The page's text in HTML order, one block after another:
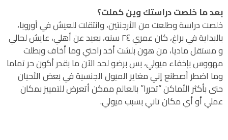
بعد ما خلصت دراستك وين كملت؟
خلصت دراسة وطلعت من الأرجنتين، وانتقلت للعيش في أوروبا،
بالبداية في براغ، كان عمري ٢٤ سنه، بعيد عن أهلي، عايش لحالي
و مستقل ماديا، من هون بلشت أخد راحتي وما أخاف وبطلت
مهووس بإخفاء ميولي، بس برضو لحد الآن ما بقدر أكون حر تماما
وما اضطر أصطنع إني مغاير الميول الجنسية في بعض الأحيان
حتى بأكثر الأماكن “تحررا” بالعالم ممكن أتعرض للتمييز بمكان
عملي أو أي مكان تاني بسبب ميولي.